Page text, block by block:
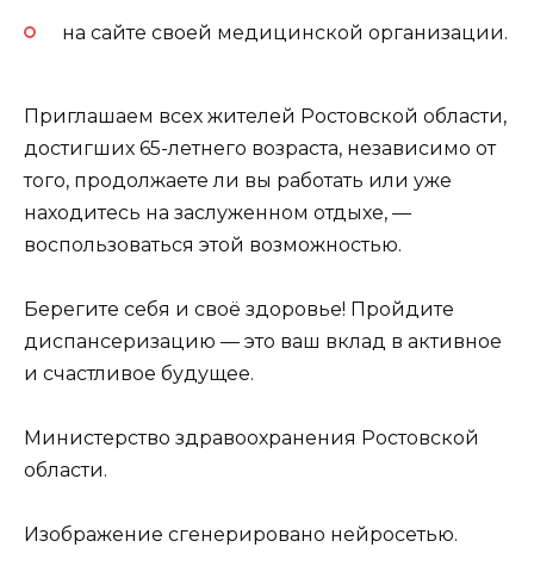
на сайте своей медицинской организации.
Приглашаем всех жителей Ростовской области,
достигших 65-летнего возраста, независимо от
того, продолжаете ли вы работать или уже
находитесь на заслуженном отдыхе, —
воспользоваться этой возможностью.
Берегите себя и своё здоровье! Пройдите
диспансеризацию — это ваш вклад в активное
и счастливое будущее.
Министерство здравоохранения Ростовской
области.
Изображение сгенерировано нейросетью.